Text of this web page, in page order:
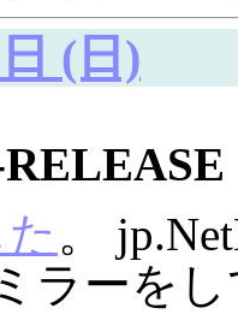
(日)
。
ラーを